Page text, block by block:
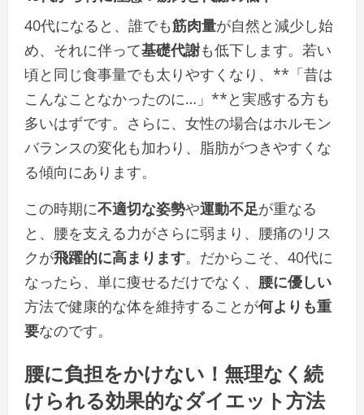
40代になると、誰でも筋肉量が自然と減少し始
め、それに伴って基礎代謝も低下します。若い
頃と同じ食事量でも太りやすくなり、**「昔は
こんなことなかったのに…」**と実感する方も
多いはずです。さらに、女性の場合はホルモン
バランスの変化も加わり、脂肪がつきやすくな
る傾向にあります。
この時期に不適切な姿勢や運動不足が重なる
と、腰を支える力がさらに弱まり、腰痛のリス
クが飛躍的に高まります。だからこそ、40代に
なったら、単に痩せるだけでなく、 腰に優しい
方法で健康的な体を維持することが何よりも重
要なのです。
腰に負担をかけない ！ 無理なく続
けられる効果的なダイエット方法